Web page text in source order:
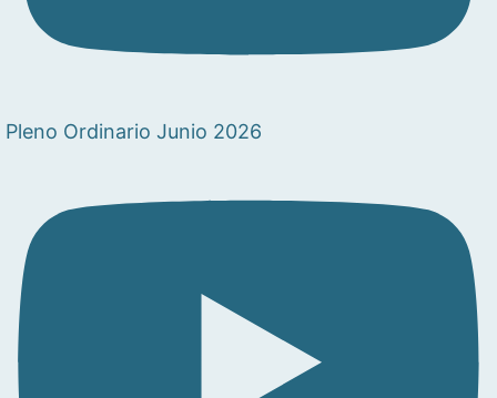
Pleno Ordinario Junio 2026